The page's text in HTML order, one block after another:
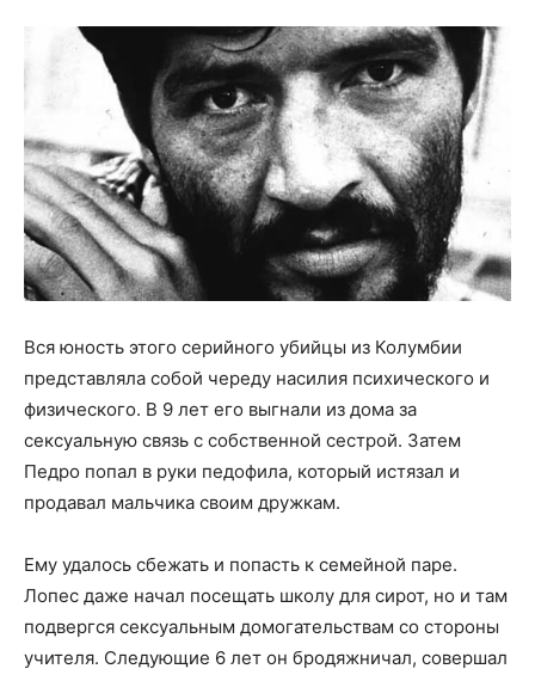
Вся юность этого серийного убийцы из Колумбии
представляла собой череду насилия психического и
физического. В 9 лет его выгнали из дома за
сексуальную связь с собственной сестрой. Затем
Педро попал в руки педофила, который истязал и
продавал мальчика своим дружкам.
Ему удалось сбежать и попасть к семейной паре.
Лопес даже начал посещать школу для сирот, но и там
подвергся сексуальным домогательствам со стороны
учителя. Следующие 6 лет он бродяжничал, совершал